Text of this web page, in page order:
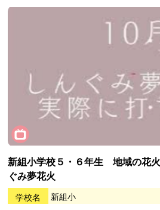
新組小学校５・６年生 地域の花
ぐみ夢花火
学校名 新組小